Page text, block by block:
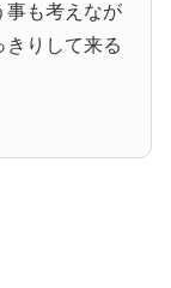
事も考えなが
きりして来る